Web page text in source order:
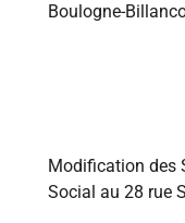
Boulogne-
Modification des
Social au 28 rue